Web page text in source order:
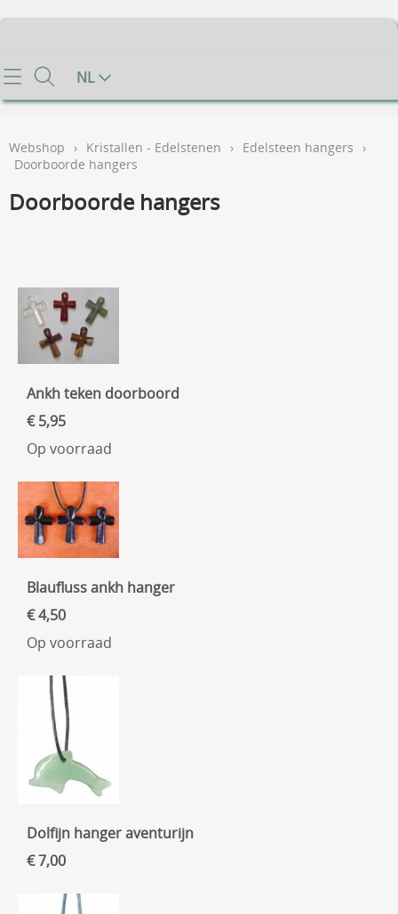
Home
Contact
Mijn account
Voorwaarden
FAQ
NL
Webshop › Kristallen - Edelstenen › Edelsteen hangers
›
Doorboorde hangers
Doorboorde hangers
Ankh teken doorboord
€ 5,95
Op voorraad
Blaufluss ankh hanger
€ 4,50
Op voorraad
Dolfijn hanger aventurijn
€ 7,00